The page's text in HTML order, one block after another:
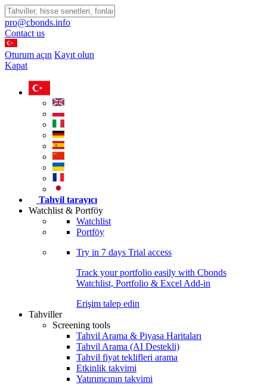
pro@cbonds.info
Contact us
Oturum açın Kayıt olun
Kapat
Tahvil tarayıcı
Watchlist & Portföy
Watchlist
Portföy
Try in 7 days Trial access
Track your portfolio easily with Cbonds
Watchlist, Portfolio & Excel Add-in
Erişim talep edin
Tahviller
Screening tools
Tahvil Arama & Piyasa Haritaları
Tahvil Arama (AI Destekli)
Tahvil fiyat teklifleri arama
Etkinlik takvimi
Yatırımcının takvimi